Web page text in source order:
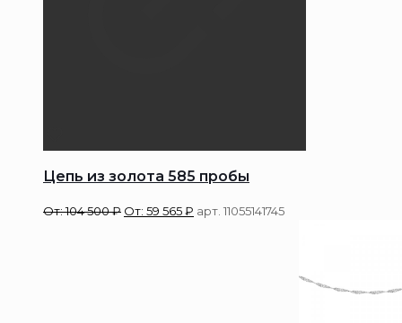
Цепь из золота 585 пробы
От:104 500₽ От: 59 565₽ арт. 11055141745